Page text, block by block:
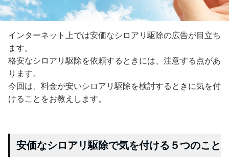
インターネット上では安価なシロアリ駆除の広告が目立ち
ます。
格安なシロアリ駆除を依頼するときには、注意する点があ
ります。
今回は、料金が安いシロアリ駆除を検討するときに気を付
けることをお教えします。
安価なシロアリ駆除で気を付ける５つのこと